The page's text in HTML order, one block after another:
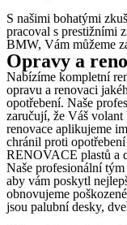
S našimi bohatými
pracoval s prestižními
BMW, Vám můžeme
Opravy a
Nabízíme kompletní
opravu a renovaci
opotřebení. Naše
zaručují, že Váš
renovace aplikujeme
chránil proti
RENOVACE plastů a
Naše profesionální
aby vám poskytl
obnovujeme
jsou palubní desky,